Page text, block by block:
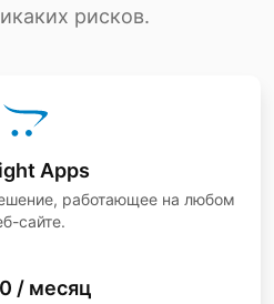
рисков.
Apps
работающее на любом
сайте.
/ месяц